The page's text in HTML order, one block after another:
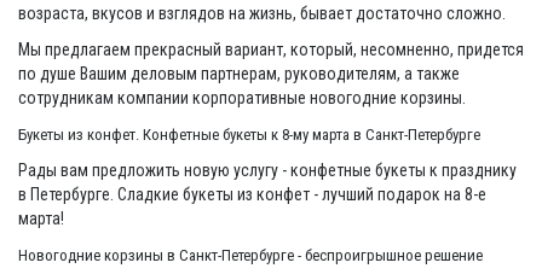
возраста, вкусов и взглядов на жизнь, бывает достаточно сложно.
Мы предлагаем прекрасный вариант, который, несомненно, придется
по душе Вашим деловым партнерам, руководителям, а также
сотрудникам компании корпоративные новогодние корзины.
Букеты из конфет. Конфетные букеты к 8-му марта в Санкт-Петербурге
Рады вам предложить новую услугу - конфетные букеты к празднику
в Петербурге. Сладкие букеты из конфет - лучший подарок на 8-е
марта!
Новогодние корзины в Санкт-Петербурге - беспроигрышное решение